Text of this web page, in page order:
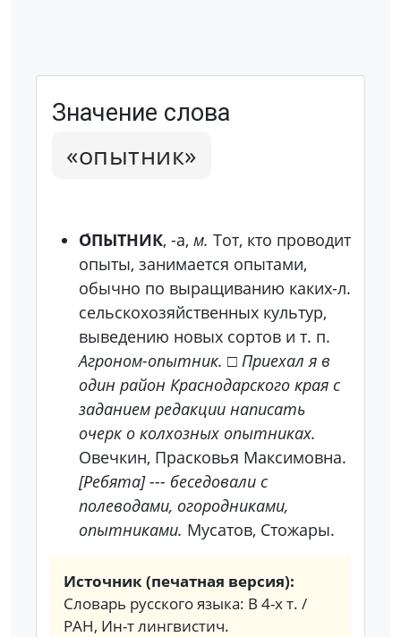
Значение слова
«опытник»
О́ПЫТНИК, -а, м. Тот, кто проводит
опыты, занимается опытами,
обычно по выращиванию каких-л.
сельскохозяйственных культур,
выведению новых сортов и т. п.
Агроном-опытник. □ Приехал я в
один район Краснодарского края с
заданием редакции написать
очерк о колхозных опытниках.
Овечкин, Прасковья Максимовна.
[Ребята] --- беседовали с
полеводами, огородниками,
опытниками. Мусатов, Стожары.
Источник (печатная версия):
Словарь русского языка: В 4-х т. /
РАН, Ин-т лингвистич.